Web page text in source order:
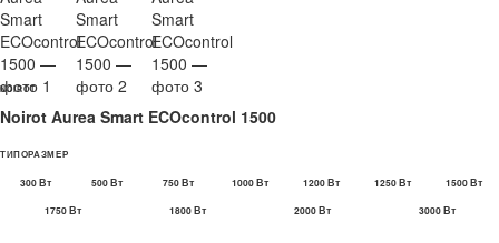
NOIROT
Noirot Aurea Smart ECOcontrol 1500
ТИПОРАЗМЕР
300 Вт 500 Вт 750 Вт 1000 Вт 1200 Вт 1250 Вт
1500 Вт
1750 Вт
1800 Вт 2000 Вт 3000 Вт